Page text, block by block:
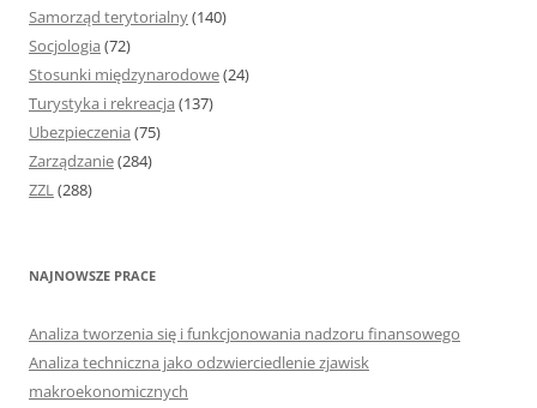
Samorząd terytorialny(140)
Socjologia (72)
Stosunki międzynarodowe(24)
Turystyka i rekreacja (137)
Ubezpieczenia (75)
Zarządzanie(284)
ZZL(288)
NAJNOWSZE PRACE
Analiza tworzenia się i funkcjonowania nadzoru finansowego
Analiza techniczna jako odzwierciedlenie zjawisk
makroekonomicznych